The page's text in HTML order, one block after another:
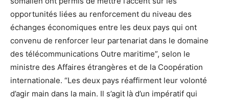
opportunités liées au renforcement du niveau des
échanges économiques entre les deux pays qui ont
convenu de renforcer leur partenariat dans le domaine
des télécommunications Outre maritime”, selon le
ministre des Affaires étrangères et de la Coopération
internationale. “Les deux pays réaffirment leur volonté
d’agir main dans la main. Il s’agit là d’un impératif qui